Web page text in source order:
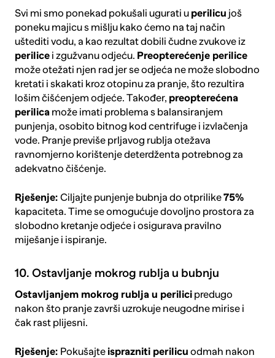
Svi mi smo ponekad pokušali ugurati u perilicu još
poneku majicu s mišlju kako ćemo na taj način
uštediti vodu, a kao rezultat dobili čudne zvukove iz
perilicei zgužvanu odjeću. Preopterećenje perilice
može otežati njen rad jer se odjeća ne može slobodno
kretati i skakati kroz otopinu za pranje, što rezultira
lošim čišćenjem odjeće. Također, preopterećena
perilicamože imati problema s balansiranjem
punjenja, osobito bitnog kod centrifuge i izvlačenja
vode. Pranje previše prljavog rublja otežava
ravnomjerno korištenje deterdženta potrebnog za
adekvatno čišćenje.
Rješenje: Ciljajte punjenje bubnja do otprilike75%
kapaciteta. Time se omogućuje dovoljno prostora za
slobodno kretanje odjeće i osigurava pravilno
miješanje i ispiranje.
10. Ostavljanje mokrog rublja u bubnju
Ostavljanjem mokrog rublja u perilicipredugo
nakon što pranje završi uzrokuje neugodne mirise i
čak rast plijesni.
Rješenje: Pokušajte isprazniti perilicu odmah nakon